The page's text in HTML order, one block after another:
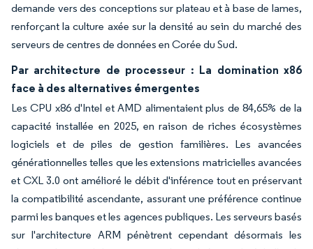
demande vers des conceptions sur plateau et à base de lames,
renforçant la culture axée sur la densité au sein du marché des
serveurs de centres de données en Corée du Sud.
Par architecture de processeur : La domination x86
face à des alternatives émergentes
Les CPU x86 d'Intel et AMD alimentaient plus de 84,65% de la
capacité installée en 2025, en raison de riches écosystèmes
logiciels et de piles de gestion familières. Les avancées
générationnelles telles que les extensions matricielles avancées
et CXL 3.0 ont amélioré le débit d'inférence tout en préservant
la compatibilité ascendante, assurant une préférence continue
parmi les banques et les agences publiques. Les serveurs basés
sur l'architecture ARM pénètrent cependant désormais les